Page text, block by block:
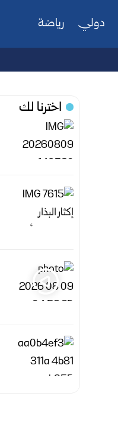
دولي رياضة
اخترنا لك